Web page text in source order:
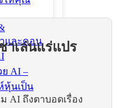
และคอน
AI –
หุ้นเป็น
าเล่นแร่แปร
ม AI ถึงตาบอดเรื่อง